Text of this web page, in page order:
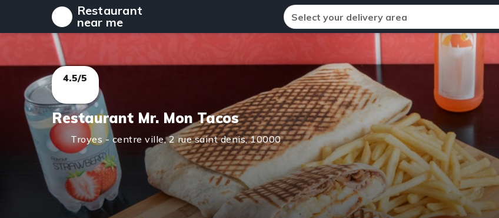
Restaurant
near me
Select your delivery area
4.5/5
Restaurant Mr. Mon Tacos
Troyes - centre ville,2 rue saint denis, 10000